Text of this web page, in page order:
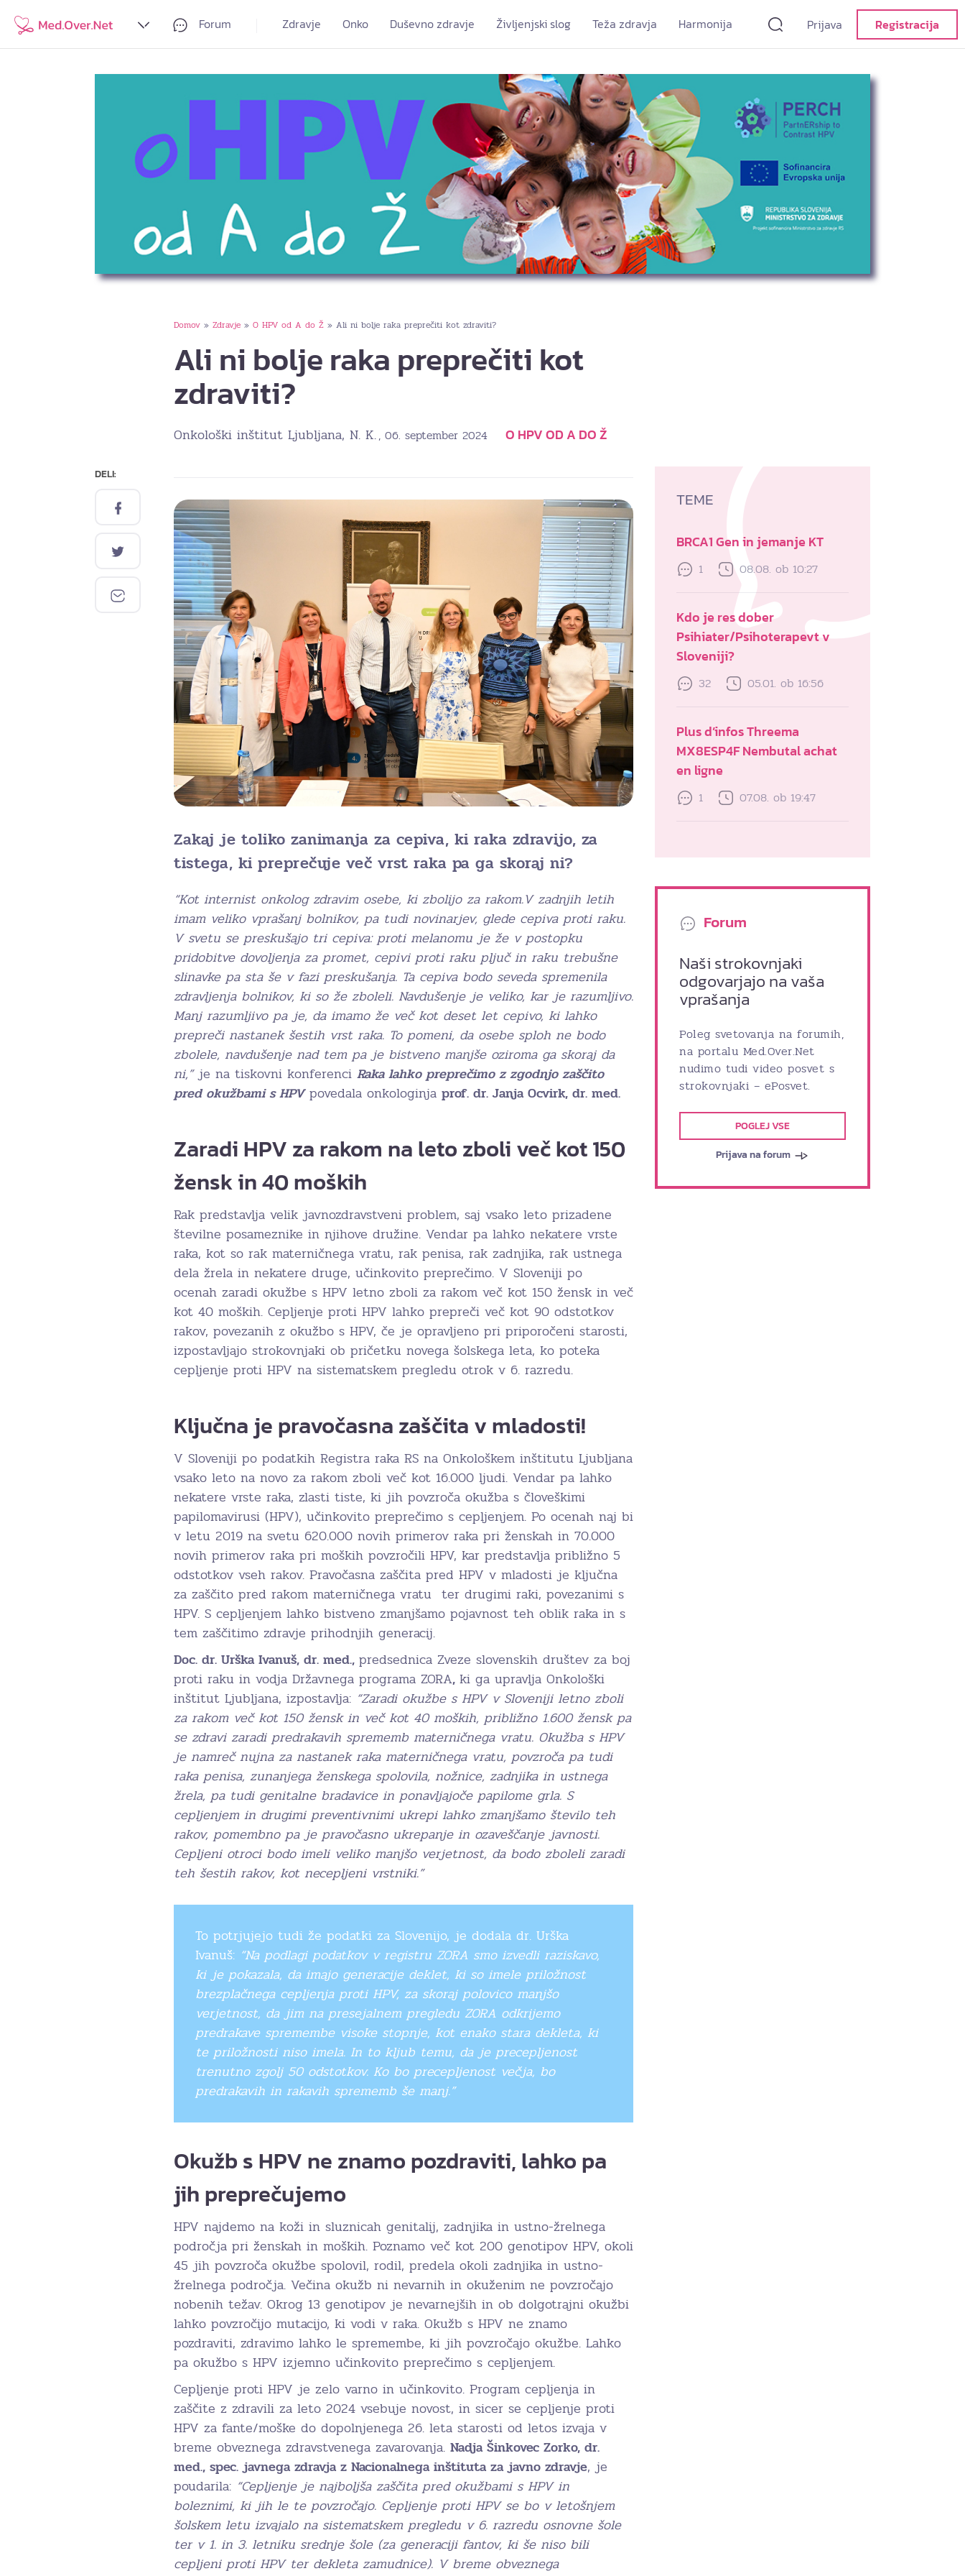
Forum Zdravje Onko Duševno zdravje Življenjski slog Teža zdravja Harmonija Prijava Registracija
Domov » Zdravje » O HPV od A do Ž » Ali ni bolje raka preprečiti kot zdraviti?
Ali ni bolje raka preprečiti kot
zdraviti?
Onkološki inštitut Ljubljana, N. K., 06. september 2024 O HPV OD A DO Ž
DELI:
Zakaj je toliko zanimanja za cepiva, ki raka zdravijo, za
tistega, ki preprečuje več vrst raka pa ga skoraj ni?
“Kot internist onkolog zdravim osebe, ki zbolijo za rakom.V zadnjih letih
imam veliko vprašanj bolnikov, pa tudi novinarjev, glede cepiva proti raku.
V svetu se preskušajo tri cepiva: proti melanomu je že v postopku
pridobitve dovoljenja za promet, cepivi proti raku pljuč in raku trebušne
slinavke pa sta še v fazi preskušanja. Ta cepiva bodo seveda spremenila
zdravljenja bolnikov, ki so že zboleli. Navdušenje je veliko, kar je razumljivo.
Manj razumljivo pa je, da imamo že več kot deset let cepivo, ki lahko
prepreči nastanek šestih vrst raka. To pomeni, da osebe sploh ne bodo
zbolele, navdušenje nad tem pa je bistveno manjše oziroma ga skoraj da
ni,”je na tiskovni konferenci Raka lahko preprečimo z zgodnjo zaščito
pred okužbami s HPVpovedala onkologinja prof. dr. Janja Ocvirk, dr. med.
Zaradi HPV za rakom na leto zboli več kot 150
žensk in 40 moških
Rak predstavlja velik javnozdravstveni problem, saj vsako leto prizadene
številne posameznike in njihove družine. Vendar pa lahko nekatere vrste
raka, kot so rak materničnega vratu, rak penisa, rak zadnjika, rak ustnega
dela žrela in nekatere druge, učinkovito preprečimo. V Sloveniji po
ocenah zaradi okužbe s HPV letno zboli za rakom več kot 150 žensk in več
kot 40 moških. Cepljenje proti HPV lahko prepreči več kot 90 odstotkov
rakov, povezanih z okužbo s HPV, če je opravljeno pri priporočeni starosti,
izpostavljajo strokovnjaki ob pričetku novega šolskega leta, ko poteka
cepljenje proti HPV na sistematskem pregledu otrok v 6. razredu.
Ključna je pravočasna zaščita v mladosti!
V Sloveniji po podatkih Registra raka RS na Onkološkem inštitutu Ljubljana
vsako leto na novo za rakom zboli več kot 16.000 ljudi. Vendar pa lahko
nekatere vrste raka, zlasti tiste, ki jih povzroča okužba s človeškimi
papilomavirusi (HPV), učinkovito preprečimo s cepljenjem. Po ocenah naj bi
v letu 2019 na svetu 620.000 novih primerov raka pri ženskah in 70.000
novih primerov raka pri moških povzročili HPV, kar predstavlja približno 5
odstotkov vseh rakov. Pravočasna zaščita pred HPV v mladosti je ključna
za zaščito pred rakom materničnega vratu ter drugimi raki, povezanimi s
HPV. S cepljenjem lahko bistveno zmanjšamo pojavnost teh oblik raka in s
tem zaščitimo zdravje prihodnjih generacij.
Doc. dr. Urška Ivanuš, dr. med., predsednica Zveze slovenskih društev za boj
proti raku in vodja Državnega programa ZORA, ki ga upravlja Onkološki
inštitut Ljubljana, izpostavlja: “Zaradi okužbe s HPV v Sloveniji letno zboli
za rakom več kot 150 žensk in več kot 40 moških, približno 1.600 žensk pa
se zdravi zaradi predrakavih sprememb materničnega vratu. Okužba s HPV
je namreč nujna za nastanek raka materničnega vratu, povzroča pa tudi
raka penisa, zunanjega ženskega spolovila, nožnice, zadnjika in ustnega
žrela, pa tudi genitalne bradavice in ponavljajoče papilome grla. S
cepljenjem in drugimi preventivnimi ukrepi lahko zmanjšamo število teh
rakov, pomembno pa je pravočasno ukrepanje in ozaveščanje javnosti.
Cepljeni otroci bodo imeli veliko manjšo verjetnost, da bodo zboleli zaradi
teh šestih rakov, kot necepljeni vrstniki.”
To potrjujejo tudi že podatki za Slovenijo, je dodala dr. Urška
Ivanuš: “Na podlagi podatkov v registru ZORA smo izvedli raziskavo,
ki je pokazala, da imajo generacije deklet, ki so imele priložnost
brezplačnega cepljenja proti HPV, za skoraj polovico manjšo
verjetnost, da jim na presejalnem pregledu ZORA odkrijemo
predrakave spremembe visoke stopnje, kot enako stara dekleta, ki
te priložnosti niso imela. In to kljub temu, da je precepljenost
trenutno zgolj 50 odstotkov. Ko bo precepljenost večja, bo
predrakavih in rakavih sprememb še manj.”
Okužb s HPV ne znamo pozdraviti, lahko pa
jih preprečujemo
HPV najdemo na koži in sluznicah genitalij, zadnjika in ustno-žrelnega
področja pri ženskah in moških. Poznamo več kot 200 genotipov HPV, okoli
45 jih povzroča okužbe spolovil, rodil, predela okoli zadnjika in ustno-
žrelnega področja. Večina okužb ni nevarnih in okuženim ne povzročajo
nobenih težav. Okrog 13 genotipov je nevarnejših in ob dolgotrajni okužbi
lahko povzročijo mutacijo, ki vodi v raka. Okužb s HPV ne znamo
pozdraviti, zdravimo lahko le spremembe, ki jih povzročajo okužbe. Lahko
pa okužbo s HPV izjemno učinkovito preprečimo s cepljenjem.
Cepljenje proti HPV je zelo varno in učinkovito. Program cepljenja in
zaščite z zdravili za leto 2024 vsebuje novost, in sicer se cepljenje proti
HPV za fante/moške do dopolnjenega 26. leta starosti od letos izvaja v
breme obveznega zdravstvenega zavarovanja. Nadja Šinkovec Zorko, dr.
med., spec. javnega zdravja z Nacionalnega inštituta za javno zdravje, je
poudarila: “Cepljenje je najboljša zaščita pred okužbami s HPV in
boleznimi, ki jih le te povzročajo. Cepljenje proti HPV se bo v letošnjem
šolskem letu izvajalo na sistematskem pregledu v 6. razredu osnovne šole
ter v 1. in 3. letniku srednje šole (za generaciji fantov, ki še niso bili
cepljeni proti HPV ter dekleta zamudnice). V breme obveznega
TEME
BRCA1 Gen in jemanje KT
1 08.08. ob 10:27
Kdo je res dober
Psihiater/Psihoterapevt v
Sloveniji?
32 05.01. ob 16:56
Plus d’infos Threema
MX8ESP4F Nembutal achat
en ligne
1 07.08. ob 19:47
Forum
Naši strokovnjaki
odgovarjajo na vaša
vprašanja
Poleg svetovanja na forumih,
na portalu Med.Over.Net
nudimo tudi video posvet s
strokovnjaki – ePosvet.
POGLEJ VSE
Prijava na forum